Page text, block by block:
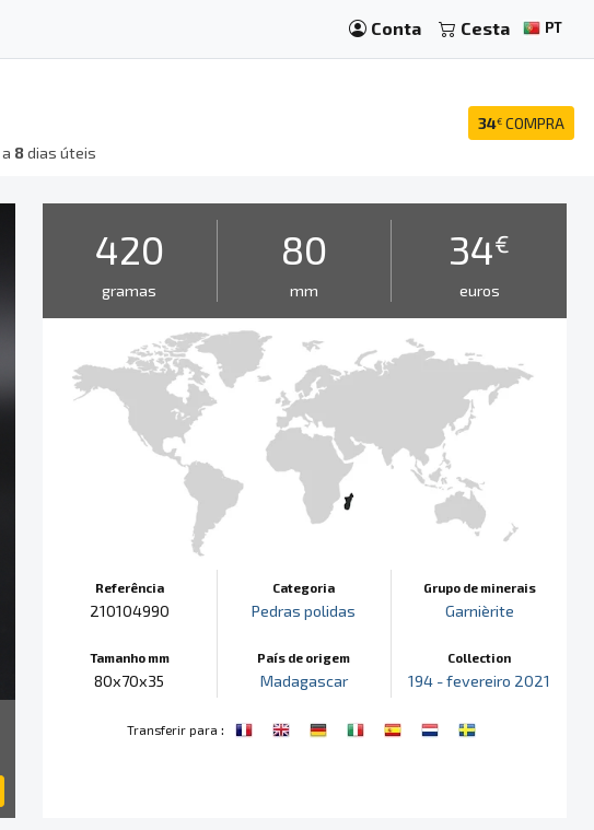
Conta Cesta PT
34€ COMPRA
a 8dias úteis
420
gramas
80
mm
34€
euros
Referência
210104990
Tamanho mm
80x70x35
Categoria
Pedras polidas
País de origem
Madagascar
Grupo de minerais
Garnièrite
Collection
194 - fevereiro 2021
Transferir para :